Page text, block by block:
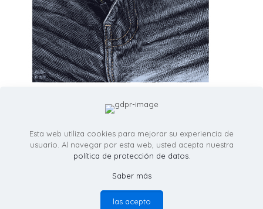
© RicardoMartinezIllustration.com - Todos los derechos
reservados -política de provacidad
Esta web utiliza cookies para mejorar su experiencia de
usuario. Al navegar por esta web, usted acepta nuestra
política de protección de datos.
Saber más
las acepto